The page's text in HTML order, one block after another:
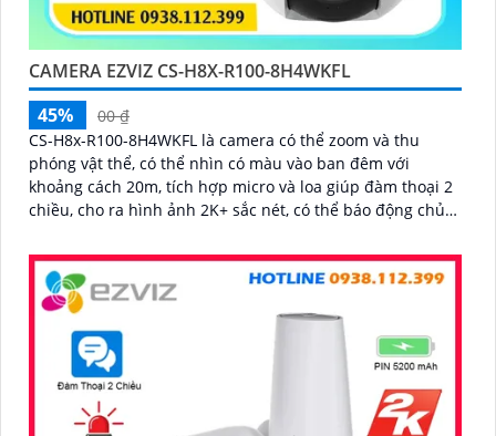
CAMERA EZVIZ CS-H8X-R100-8H4WKFL
45%
00 ₫
CS-H8x-R100-8H4WKFL là camera có thể zoom và thu
phóng vật thể, có thể nhìn có màu vào ban đêm với
khoảng cách 20m, tích hợp micro và loa giúp đàm thoại 2
chiều, cho ra hình ảnh 2K+ sắc nét, có thể báo động chủ